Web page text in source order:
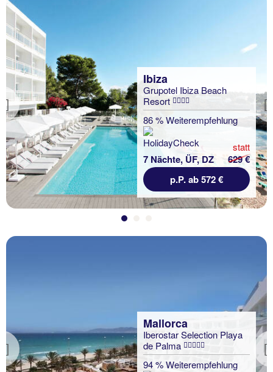
Previous
Ibiza
Grupotel Ibiza Beach
Resort
86 % Weiterempfehlung
7 Nächte, ÜF, DZ
statt
629 €
p.P. ab 572 €
Previous
Mallorca
Iberostar Selection Playa
de Palma
94 % Weiterempfehlung